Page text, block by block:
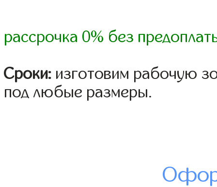
рассрочка 0% без
Сроки: изготовим рабочую
под любые размеры.